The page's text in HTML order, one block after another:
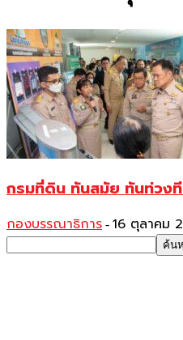
กรมที่ดิน ทันสมัย ทันท่วงที
กองบรรณาธิการ - 16 ตุลาคม